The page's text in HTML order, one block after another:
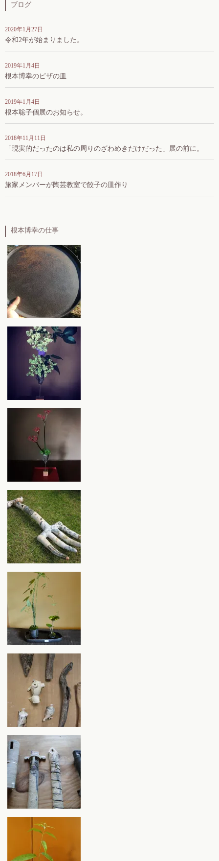
ブログ
2020年1月27日
令和2年が始まりました。
2019年1月4日
根本博幸のピザの皿
2019年1月4日
根本聡子個展のお知らせ。
2018年11月11日
「現実的だったのは私の周りのざわめきだけだった」展の前に。
2018年6月17日
旅家メンバーが陶芸教室で餃子の皿作り
根本博幸の仕事